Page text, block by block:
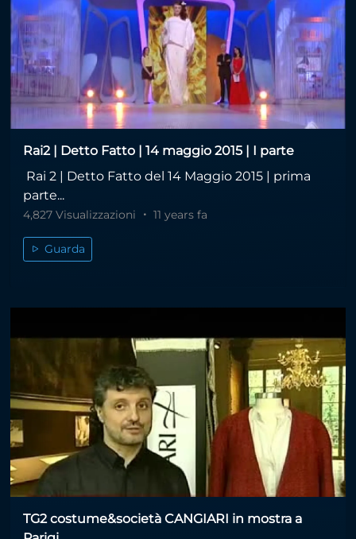
Rai2 | Detto Fatto | 14 maggio 2015 | I parte
Rai 2 | Detto Fatto del 14 Maggio 2015 | prima
parte...
4,827 Visualizzazioni 11 years fa
Guarda
TG2 costume&società CANGIARI in mostra a